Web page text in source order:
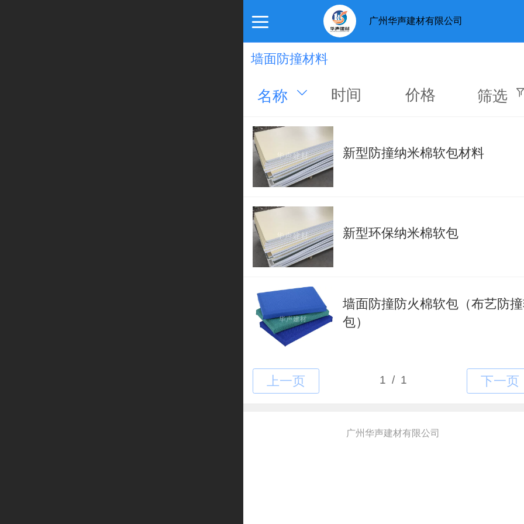
广州华声建材有限公司
首页 关于我们
墙面防撞材料
名称 时间 价格 筛选
新型防撞纳米棉软包材料
新型环保纳米棉软包
墙面防撞防火棉软包（布艺防
包）
广州华声建材有限公司